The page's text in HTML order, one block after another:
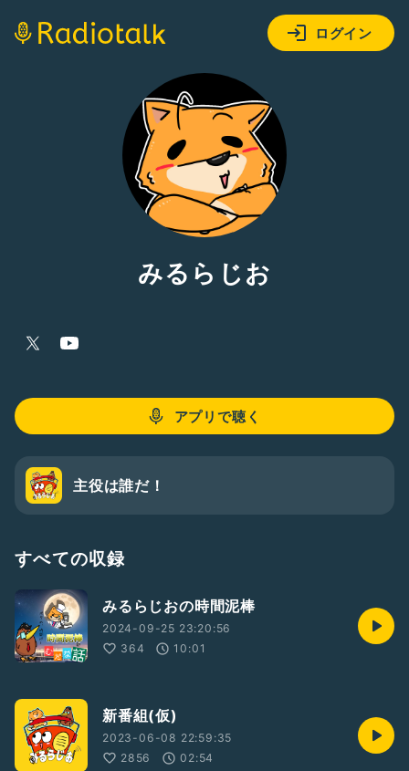
ログイン
みるらじお
アプリで聴く
主役は誰だ！
すべての収録
みるらじおの時間泥棒
2024-09-25 23:20:56
364
10:01
新番組(仮)
2023-06-08 22:59:35
2856
02:54